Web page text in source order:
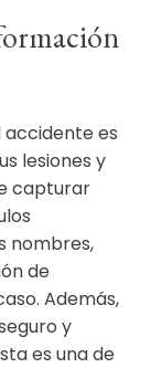
accidente es
lesiones y
capturar
nombres,
de
Además,
y
es una de